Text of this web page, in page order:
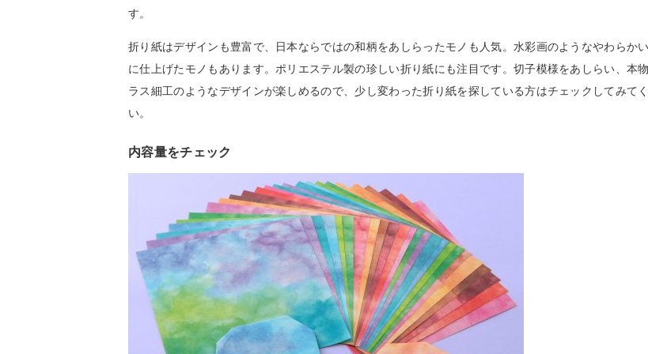
す。
折り紙はデザインも豊富で、日本ならではの和柄をあしらったモノも人気。水彩画のようなやわらか
に仕上げたモノもあります。ポリエステル製の珍しい折り紙にも注目です。切子模様をあしらい、本
ラス細工のようなデザインが楽しめるので、少し変わった折り紙を探している方はチェックしてみて
い。
内容量をチェック